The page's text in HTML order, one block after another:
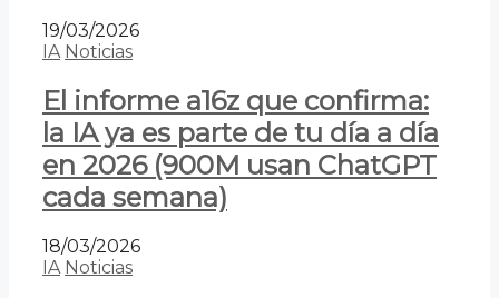
19/03/2026
IA Noticias
El informe a16z que confirma:
la IA ya es parte de tu día a día
en 2026 (900M usan ChatGPT
cada semana)
18/03/2026
IA Noticias